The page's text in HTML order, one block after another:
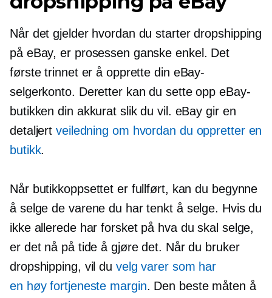
Når det gjelder hvordan du starter dropshipping
på eBay, er prosessen ganske enkel. Det
første trinnet er å opprette din eBay-
selgerkonto. Deretter kan du sette opp eBay-
butikken din akkurat slik du vil. eBay gir en
detaljertveiledning om hvordan du oppretter en
butikk.
Når butikkoppsettet er fullført, kan du begynne
å selge de varene du har tenkt å selge. Hvis du
ikke allerede har forsket på hva du skal selge,
er det nå på tide å gjøre det. Når du bruker
dropshipping, vil du velg varer som har
en høy fortjeneste margin. Den beste måten å